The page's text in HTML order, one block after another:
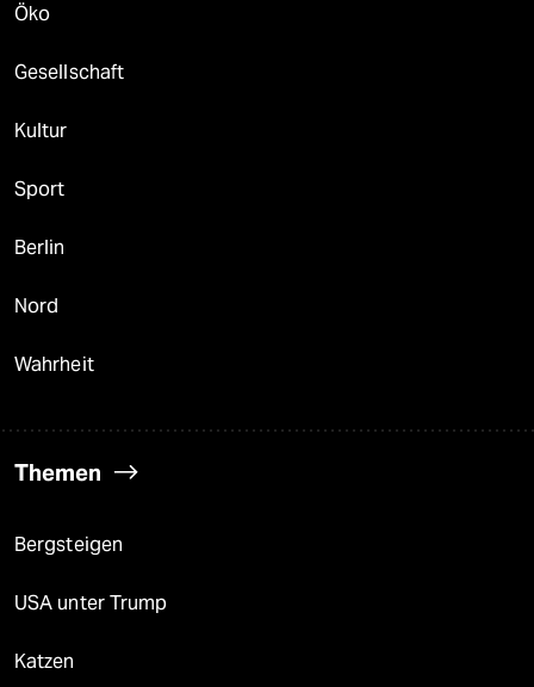
Öko
Gesellschaft
Kultur
Sport
Berlin
Nord
Wahrheit
Themen
Bergsteigen
USA unter Trump
Katzen